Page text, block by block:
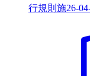
行規則 施26-